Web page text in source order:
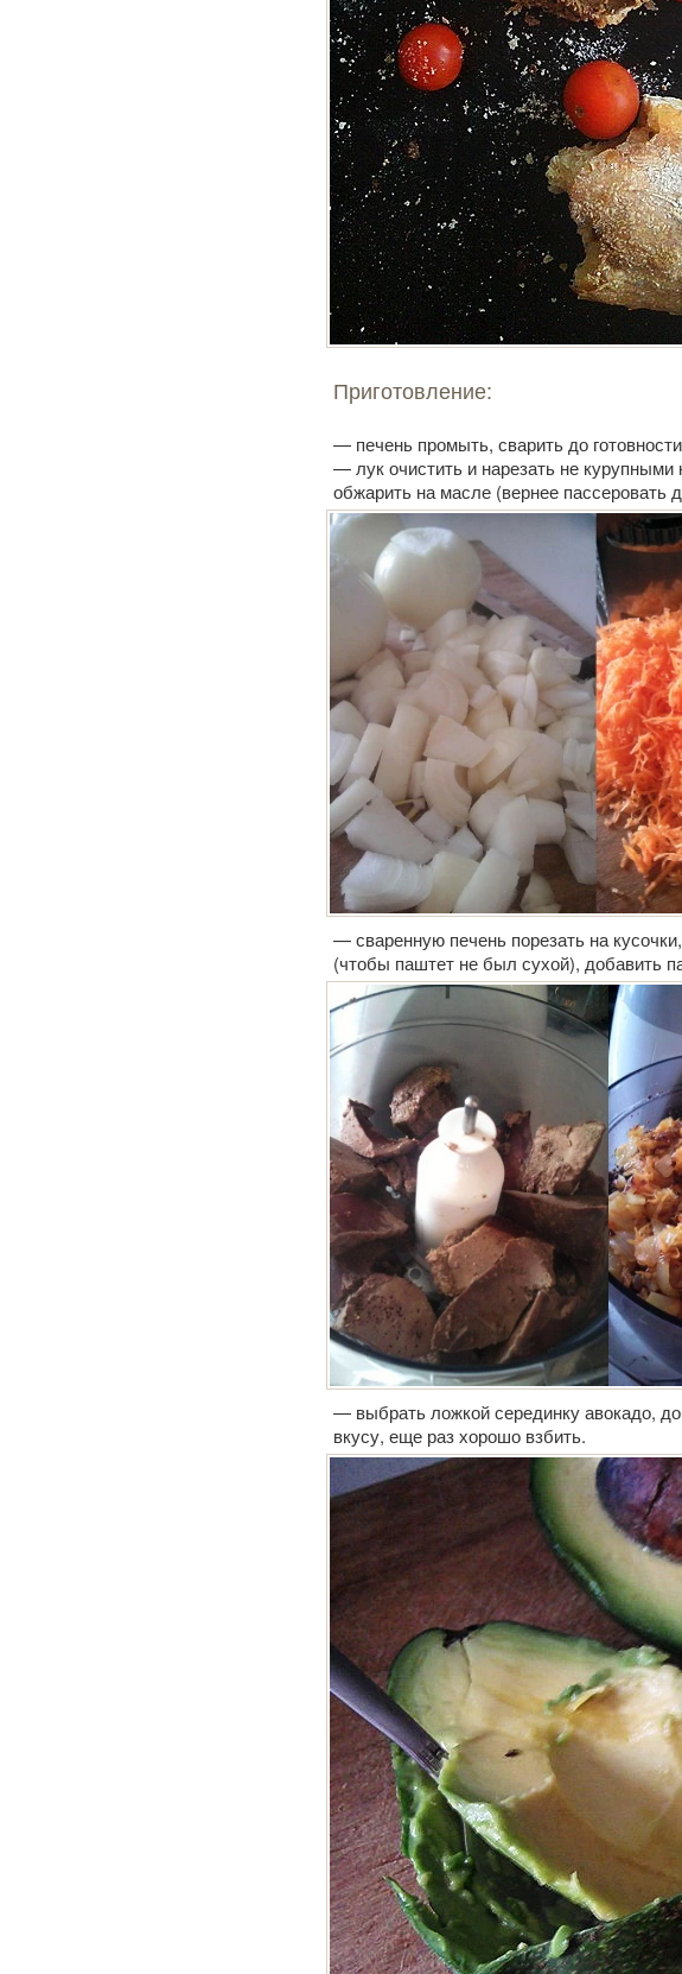
Приготовление:
— печень промыть, сварить до
— лук очистить и нарезать не
обжарить на масле (вернее пассеровать
— сваренную печень порезать на
(чтобы паштет не был сухой), добавить
— выбрать ложкой серединку авокадо,
вкусу, еще раз хорошо взбить.